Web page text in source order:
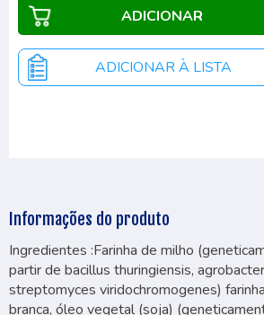
Informações do produto
Ingredientes :Farinha de milho
partir de bacillus thuringiensis,
streptomyces viridochromogenes)
branca, óleo vegetal (soja)